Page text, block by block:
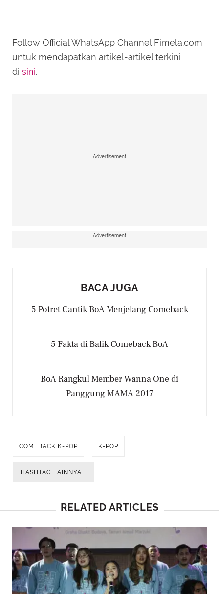
Follow Official WhatsApp Channel Fimela.com
untuk mendapatkan artikel-artikel terkini
di sini.
Advertisement
Advertisement
BACA JUGA
5 Potret Cantik BoA Menjelang Comeback
5 Fakta di Balik Comeback BoA
BoA Rangkul Member Wanna One di
Panggung MAMA 2017
COMEBACK K-POP K-POP
HASHTAG LAINNYA...
RELATED ARTICLES